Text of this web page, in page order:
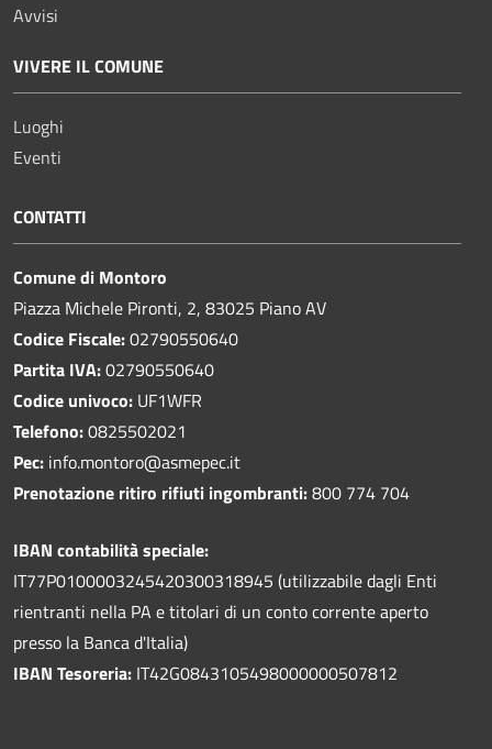
Avvisi
VIVERE IL COMUNE
Luoghi
Eventi
CONTATTI
Comune di Montoro
Piazza Michele Pironti, 2, 83025 Piano AV
Codice Fiscale:02790550640
Partita IVA:02790550640
Codice univoco: UF1WFR
Telefono:0825502021
Pec: info.montoro@asmepec.it
Prenotazione ritiro rifiuti ingombranti:800 774 704
IBAN contabilità speciale:
IT77P0100003245420300318945 (utilizzabile dagli Enti
rientranti nella PA e titolari di un conto corrente aperto
presso la Banca d'Italia)
IBAN Tesoreria: IT42G0843105498000000507812